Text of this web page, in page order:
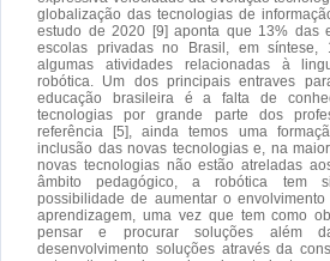
globalização das tecnologias de
estudo de 2020 [9] aponta que 13% das
escolas privadas no Brasil, em síntese,
algumas atividades relacionadas à
robótica. Um dos principais entraves
educação brasileira é a falta de
tecnologias por grande parte dos
referência [5], ainda temos uma
inclusão das novas tecnologias e, na
novas tecnologias não estão atreladas
âmbito pedagógico, a robótica tem
possibilidade de aumentar o
aprendizagem, uma vez que tem como
pensar e procurar soluções além
desenvolvimento soluções através da